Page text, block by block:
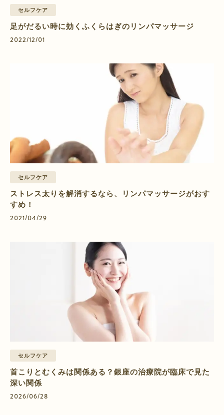
セルフケア
足がだるい時に効くふくらはぎのリンパマッサージ
2022/12/01
セルフケア
ストレス太りを解消するなら、リンパマッサージがおす
すめ！
2021/04/29
セルフケア
首こりとむくみは関係ある？銀座の治療院が臨床で見た
深い関係
2026/06/28